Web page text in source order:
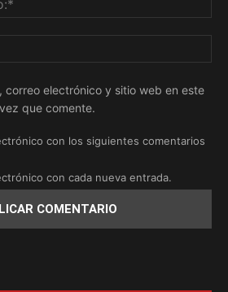
correo electrónico y sitio web en este
que comente.
con los siguientes comentarios
con cada nueva entrada.